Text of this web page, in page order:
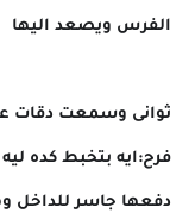
الفرس ويصعد اليها
ثوانى وسمعت دقات
فرح:ايه بتخبط كده ليه
دفعها جاسر للداخل